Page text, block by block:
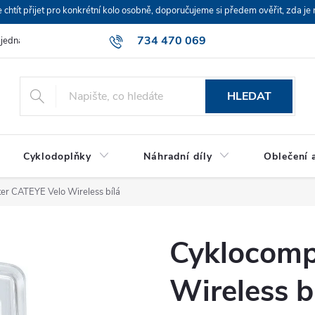
přijet pro konkrétní kolo osobně, doporučujeme si předem ověřit, zda
734 470 069
HLEDAT
Cyklodoplňky Náhradní díly Oblečení
CATEYE Velo Wireless bílá
Wireless